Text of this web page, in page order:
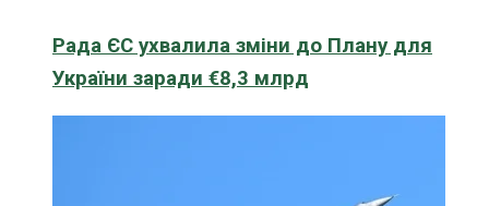
Рада ЄС ухвалила зміни до Плану для
України заради €8,3 млрд